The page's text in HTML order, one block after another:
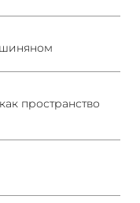
пространство